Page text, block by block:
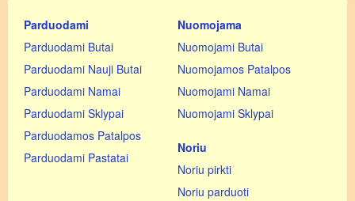
Parduodami
Parduodami Butai
Parduodami Nauji Butai
Parduodami Namai
Parduodami Sklypai
Parduodamos Patalpos
Parduodami Pastatai
Nuomojama
Nuomojami Butai
Nuomojamos Patalpos
Nuomojami Namai
Nuomojami Sklypai
Noriu
Noriu pirkti
Noriu parduoti